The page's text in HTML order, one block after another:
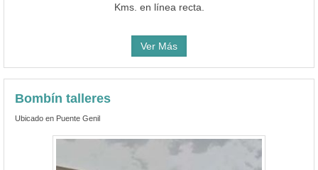
Kms. en línea recta.
Ver Más
Bombín talleres
Ubicado en Puente Genil